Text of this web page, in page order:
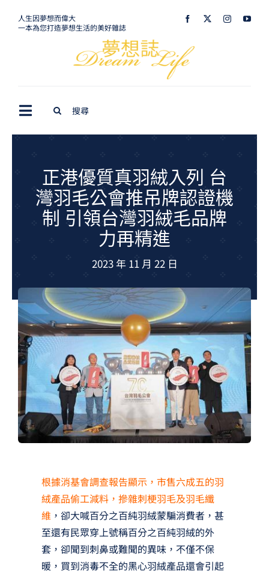
人生因夢想而偉大
一本為您打造夢想生活的美好雜誌
Toggle
Navigation
生活美學
室內設計
購屋指南
GCU大賽
夢想購物
正港優質真羽絨入列 台
灣羽毛公會推吊牌認證機
制 引領台灣羽絨毛品牌
力再精進
2023 年 11 月 22 日
根據消基會調查報告顯示，市售六成五的羽
絨產品偷工減料，摻雜刺梗羽毛及羽毛纖
維，卻大喊百分之百純羽絨蒙騙消費者，甚
至還有民眾穿上號稱百分之百純羽絨的外
套，卻聞到刺鼻或難聞的異味，不僅不保
暖，買到消毒不全的黑心羽絨產品還會引起